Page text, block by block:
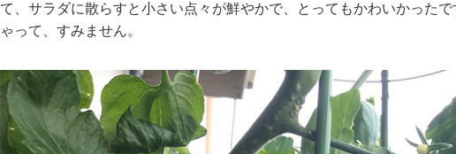
て、サラダに散らすと小さい点々が鮮やかで、とってもかわいかった
ゃって、すみません。